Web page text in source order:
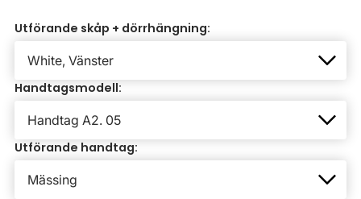
Utförande skåp + dörrhängning:
Handtagsmodell:
Utförande handtag: